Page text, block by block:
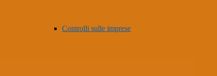
Controlli sulle imprese